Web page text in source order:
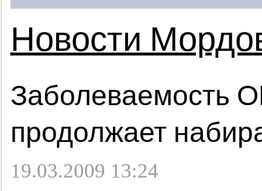
Новости
Заболеваемость
продолжает
19.03.2009 13:24